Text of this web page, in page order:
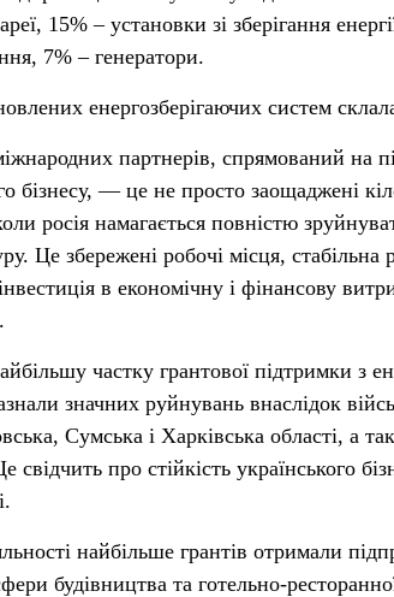
15% – установки зі зберігання
7% – генератори.
енергозберігаючих систем
партнерів, спрямований на
бізнесу, — це не просто заощаджені
росія намагається повністю
Це збережені робочі місця, стабільна
в економічну і фінансову
частку грантової підтримки з
значних руйнувань внаслідок
Сумська і Харківська області, а
свідчить про стійкість українського
найбільше грантів отримали
будівництва та готельно-